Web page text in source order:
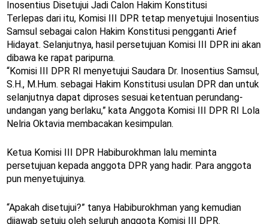
Inosentius Disetujui Jadi Calon Hakim Konstitusi
Terlepas dari itu, Komisi III DPR tetap menyetujui Inosentius
Samsul sebagai calon Hakim Konstitusi pengganti Arief
Hidayat. Selanjutnya, hasil persetujuan Komisi III DPR ini akan
dibawa ke rapat paripurna.
“Komisi III DPR RI menyetujui Saudara Dr. Inosentius Samsul,
S.H., M.Hum. sebagai Hakim Konstitusi usulan DPR dan untuk
selanjutnya dapat diproses sesuai ketentuan perundang-
undangan yang berlaku,” kata Anggota Komisi III DPR RI Lola
Nelria Oktavia membacakan kesimpulan.
Ketua Komisi III DPR Habiburokhman lalu meminta
persetujuan kepada anggota DPR yang hadir. Para anggota
pun menyetujuinya.
“Apakah disetujui?” tanya Habiburokhman yang kemudian
dijawab setuju oleh seluruh anggota Komisi III DPR.